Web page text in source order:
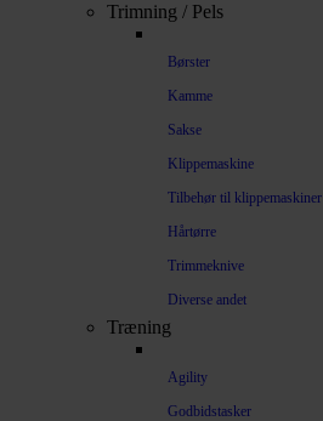
Trimning / Pels
Børster
Kamme
Sakse
Klippemaskine
Tilbehør til klippemaskiner
Hårtørre
Trimmeknive
Diverse andet
Træning
Agility
Godbidstasker